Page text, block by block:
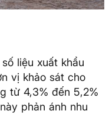
liệu xuất khẩu
vị khảo sát cho
từ 4,3% đến 5,2%
phản ánh nhu